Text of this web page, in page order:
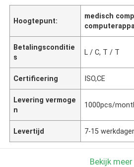
Hoogtepunt:
medisch
Betalingsconditie
s
L / C, T / T
Certificering ISO,CE
Levering vermoge
n
1000pcs/
Levertijd 7-15
Bekijk meer